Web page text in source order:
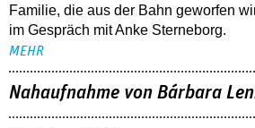
Familie, die aus der Bahn geworfen
im Gespräch mit Anke Sterneborg.
MEHR
Nahaufnahme von Bárbara